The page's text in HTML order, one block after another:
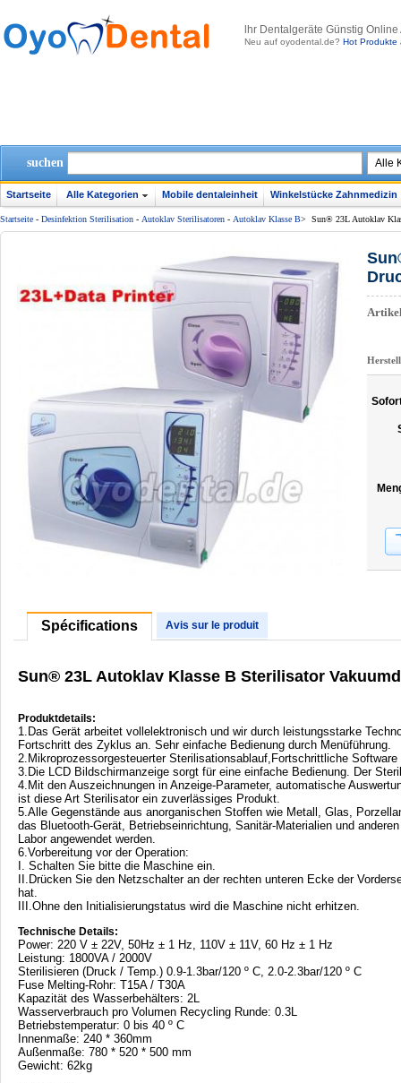
lhr Dentalgeräte Günstig
Neu auf oyodental.de? Hot Produkte
suchen
Startseite Alle Kategorien Mobile dentaleinheit Winkelstücke Zahnmedizin
Startseite - Desinfektion Sterilisation - Autoklav Sterilisatoren - Autoklav Klasse B> Sun® 23L Autoklav
Spécifications Avis sur le produit
Sun® 23L Autoklav Klasse B Sterilisator
Produktdetails:
1.Das Gerät arbeitet vollelektronisch und wir durch leistungsstarke
Fortschritt des Zyklus an. Sehr einfache Bedienung durch Menüführung.
2.Mikroprozessorgesteuerter Sterilisationsablauf,Fortschrittliche Software
3.Die LCD Bildschirmanzeige sorgt für eine einfache Bedienung. Der
4.Mit den Auszeichnungen in Anzeige-Parameter, automatische
ist diese Art Sterilisator ein zuverlässiges Produkt.
5.Alle Gegenstände aus anorganischen Stoffen wie Metall, Glas,
das Bluetooth-Gerät, Betriebseinrichtung, Sanitär-Materialien und
Labor angewendet werden.
6.Vorbereitung vor der Operation:
I. Schalten Sie bitte die Maschine ein.
II.Drücken Sie den Netzschalter an der rechten unteren Ecke der
hat.
III.Ohne den Initialisierungstatus wird die Maschine nicht erhitzen.
Technische Details:
Power: 220 V ± 22V, 50Hz ± 1 Hz, 110V ± 11V, 60 Hz ± 1 Hz
Leistung: 1800VA / 2000V
Sterilisieren (Druck / Temp.) 0.9-1.3bar/120 º C, 2.0-2.3bar/120 º C
Fuse Melting-Rohr: T15A / T30A
Kapazität des Wasserbehälters: 2L
Wasserverbrauch pro Volumen Recycling Runde: 0.3L
Betriebstemperatur: 0 bis 40 º C
Innenmaße: 240 * 360mm
Außenmaße: 780 * 520 * 500 mm
Gewicht: 62kg